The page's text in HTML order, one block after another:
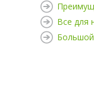
Все для
Большой